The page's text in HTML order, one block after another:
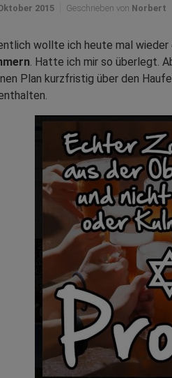
2015 Geschrieben von Norbert
wollte ich heute mal wieder
. Hatte ich mir so überlegt.
Plan kurzfristig über den